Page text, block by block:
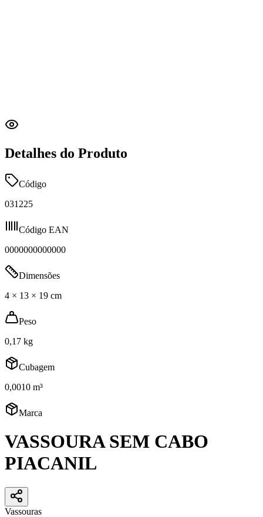
Detalhes do Produto
Código
031225
Código EAN
0000000000000
Dimensões
4 × 13 × 19 cm
Peso
0,17 kg
Cubagem
0,0010 m³
Marca
VASSOURA SEM CABO
PIACANIL
Vassouras